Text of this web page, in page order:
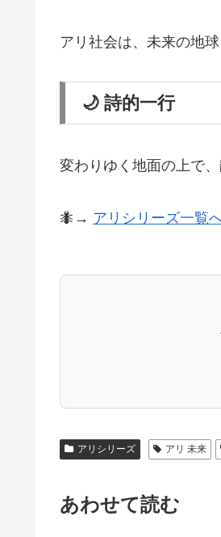
アリ社会は、未来の地
🌙 詩的一行
変わりゆく地面の上で
🐜→ アリシリーズ一覧
アリシリーズ アリ 未来
あわせて読む